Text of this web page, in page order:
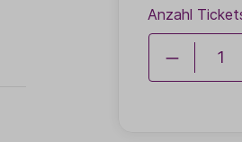
Anzahl